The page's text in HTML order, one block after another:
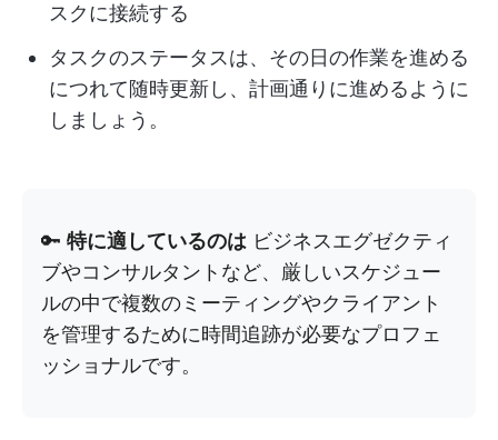
スクに接続する
タスクのステータスは、その日の作業を進める
につれて随時更新し、計画通りに進めるように
しましょう。
🔑 特に適しているのは ビジネスエグゼクティ
ブやコンサルタントなど、厳しいスケジュー
ルの中で複数のミーティングやクライアント
を管理するために時間追跡が必要なプロフェ
ッショナルです。